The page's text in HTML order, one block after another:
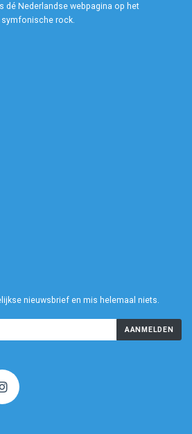
dé Nederlandse webpagina op het
rock.
nieuwsbrief en mis helemaal niets.
AANMELDEN